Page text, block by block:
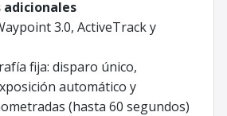
3.0, ActiveTrack y
fija: disparo único,
automático y
(hasta 60 segundos)